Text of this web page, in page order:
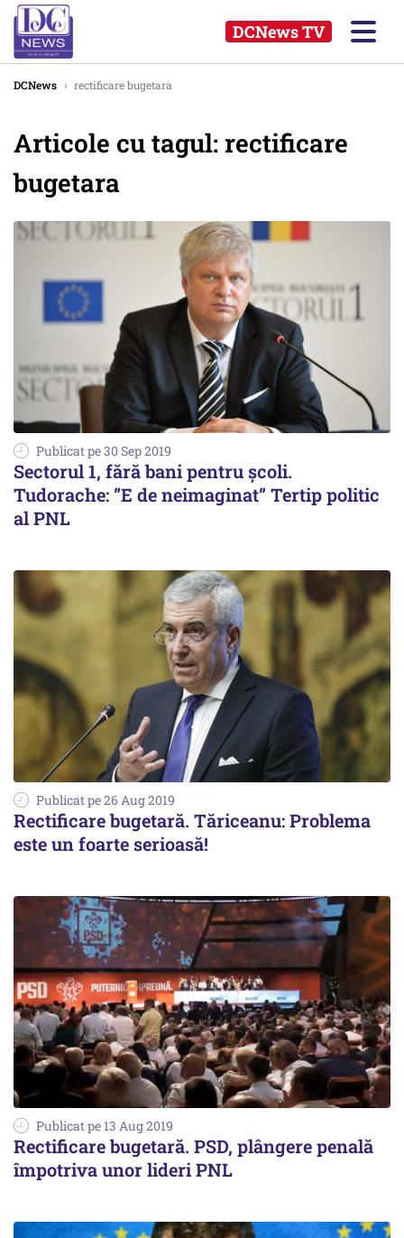
DCNews TV
DCNews › rectificare bugetara
Articole cu tagul: rectificare
bugetara
Publicat pe 30 Sep 2019
Sectorul 1, fără bani pentru școli.
Tudorache: ”E de neimaginat” Tertip politic
al PNL
Publicat pe 26 Aug 2019
Rectificare bugetară. Tăriceanu: Problema
este un foarte serioasă!
Publicat pe 13 Aug 2019
Rectificare bugetară. PSD, plângere penală
împotriva unor lideri PNL